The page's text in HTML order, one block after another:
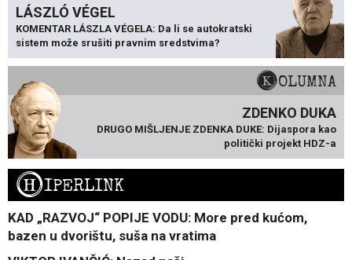
LÁSZLÓ VÉGEL
KOMENTAR LÁSZLA VÉGELA: Da li se autokratski
sistem može srušiti pravnim sredstvima?
KOLUMNA
ZDENKO DUKA
DRUGO MIŠLJENJE ZDENKA DUKE: Dijaspora kao
politički projekt HDZ-a
HIPERLINK
KAD „RAZVOJ“ POPIJE VODU: More pred kućom,
bazen u dvorištu, suša na vratima